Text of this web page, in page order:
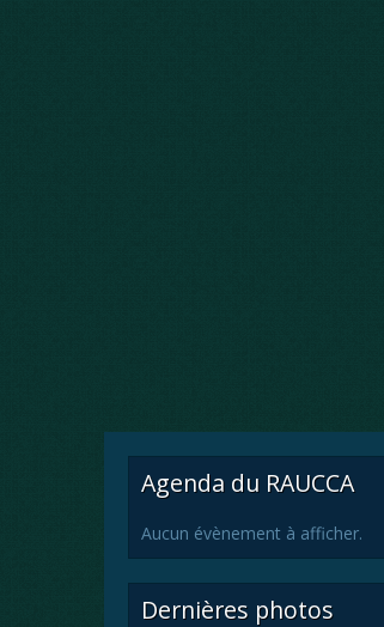
Agenda du RAUCCA
Aucun évènement à afficher.
Dernières photos